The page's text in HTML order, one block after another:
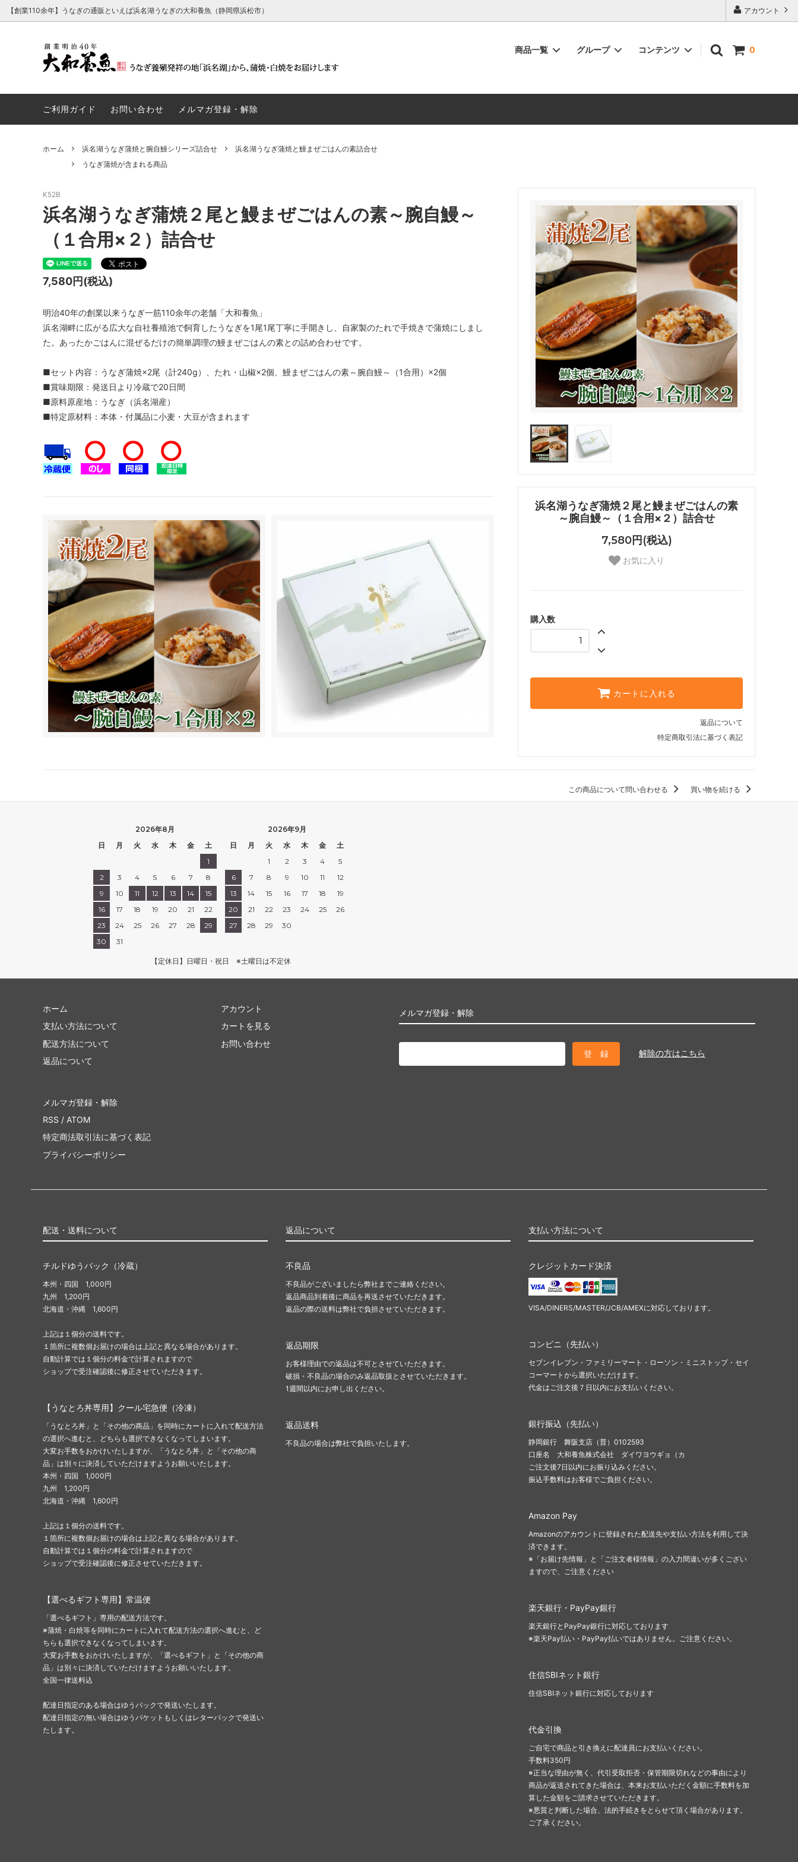
アカウント
【創業110余年】うなぎの通販といえば浜名湖うなぎの大和養魚（静岡県浜松市）
0
商品一覧
厳選浜名湖育ち（高級化粧箱入り） 浜名湖うなとろ丼セット
浜名湖うなぎ白焼と腕自鰻シリーズ詰合
浜名湖うなぎ蒲焼と腕自鰻シリーズ詰合
浜名湖うなぎ白焼とうなぎパイ詰合せ
たれ単品
グループ
うなぎパイが含まれる商品 うなとろ丼セットが含まれる商品
コンテンツ
ご利用ガイド
お問い合わせ メルマガ登録・解除
ホーム 浜名湖うなぎ蒲焼と腕自鰻シリーズ詰合せ
浜名湖うなぎ蒲焼と鰻まぜごはんの素詰合せ
うなぎ蒲焼が含まれる商品
浜名湖うなぎ蒲焼２尾と鰻まぜごはんの素
～腕自鰻～（１合用×２）詰合せ
7,580円(税込)
お気に入り
購入数
カートに入れる
返品について
特定商取引法に基づく表記
K52B
浜名湖うなぎ蒲焼２尾と鰻まぜごはんの素～腕自鰻～
（１合用×２）詰合せ
7,580円(税込)
明治40年の創業以来うなぎ一筋110余年の老舗「大和養魚」
浜名湖畔に広がる広大な自社養殖池で飼育したうなぎを1尾1尾丁寧に手開きし、自家製のたれで手焼きで蒲焼にしまし
た。あったかごはんに混ぜるだけの簡単調理の鰻まぜごはんの素との詰め合わせです。
■セット内容：うなぎ蒲焼×2尾（計240g）、たれ・山椒×2個、鰻まぜごはんの素～腕自鰻～（1合用）×2個
■賞味期限：発送日より冷蔵で20日間
■原料原産地：うなぎ（浜名湖産）
■特定原材料：本体・付属品に小麦・大豆が含まれます
この商品について問い合わせる 買い物を続ける
2026年8月
日
月 火 水 木 金
土
1
2
3 4 5 6 7
8
9
10 11 12 13 14
15
16
17 18 19 20 21
22
23
24 25 26 27 28
29
30
31
2026年9月
日
月 火 水 木 金
土
1
2 3 4
5
6
7 8 9 10 11
12
13
14 15 16 17 18
19
20
21 22 23 24 25
26
27
28 29 30
【定休日】日曜日・祝日 ※土曜日は不定休
メルマガ登録・解除
解除の方はこちら
ホーム
支払い方法について
配送方法について
返品について
アカウント
カートを見る
お問い合わせ
メルマガ登録・解除
RSS / ATOM
特定商法取引法に基づく表記
プライバシーポリシー
配送・送料について
チルドゆうパック（冷蔵）
本州・四国 1,000円
九州 1,200円
北海道・沖縄 1,600円
上記は１個分の送料です。
１箇所に複数個お届けの場合は上記と異なる場合があります。
自動計算では１個分の料金で計算されますので
ショップで受注確認後に修正させていただきます。
【うなとろ丼専用】クール宅急便（冷凍）
「うなとろ丼」と「その他の商品」を同時にカートに入れて配送方法
の選択へ進むと、どちらも選択できなくなってしまいます。
大変お手数をおかけいたしますが、「うなとろ丼」と「その他の商
品」は別々に決済していただけますようお願いいたします。
本州・四国 1,000円
九州 1,200円
北海道・沖縄 1,600円
上記は１個分の送料です。
１箇所に複数個お届けの場合は上記と異なる場合があります。
自動計算では１個分の料金で計算されますので
ショップで受注確認後に修正させていただきます。
【選べるギフト専用】常温便
「選べるギフト」専用の配送方法です。
※蒲焼・白焼等を同時にカートに入れて配送方法の選択へ進むと、ど
ちらも選択できなくなってしまいます。
大変お手数をおかけいたしますが、「選べるギフト」と「その他の商
品」は別々に決済していただけますようお願いいたします。
全国一律送料込
配達日指定のある場合はゆうパックで発送いたします。
配達日指定の無い場合はゆうパケットもしくはレターパックで発送い
たします。
返品について
不良品
不良品がございましたら弊社までご連絡ください。
返品商品到着後に商品を再送させていただきます。
返品の際の送料は弊社で負担させていただきます。
返品期限
お客様理由での返品は不可とさせていただきます。
破損・不良品の場合のみ返品取扱とさせていただきます。
1週間以内にお申し出ください。
返品送料
不良品の場合は弊社で負担いたします。
支払い方法について
クレジットカード決済
VISA/DINERS/MASTER/JCB/AMEXに対応しております。
コンビニ（先払い）
セブンイレブン・ファミリーマート・ローソン・ミニストップ・セイ
コーマートから選択いただけます。
代金はご注文後７日以内にお支払いください。
銀行振込（先払い）
静岡銀行 舞阪支店（普）0102593
口座名 大和養魚株式会社 ダイワヨウギョ（カ
ご注文後7日以内にお振り込みください。
振込手数料はお客様でご負担ください。
Amazon Pay
Amazonのアカウントに登録された配送先や支払い方法を利用して決
済できます。
※「お届け先情報」と「ご注文者様情報」の入力間違いが多くござい
ますので、ご注意ください
楽天銀行・PayPay銀行
楽天銀行とPayPay銀行に対応しております
※楽天Pay払い・PayPay払いではありません。ご注意ください。
住信SBIネット銀行
住信SBIネット銀行に対応しております
代金引換
ご自宅で商品と引き換えに配達員にお支払いください。
手数料350円
※正当な理由が無く、代引受取拒否・保管期限切れなどの事由により
商品が返送されてきた場合は、本来お支払いただく金額に手数料を加
算した金額をご請求させていただきます。
※悪質と判断した場合、法的手続きをとらせて頂く場合があります。
ご了承ください。